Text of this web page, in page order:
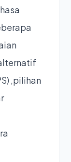
,pilihan